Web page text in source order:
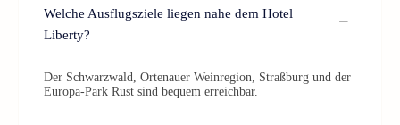
Welche Ausflugsziele liegen nahe dem Hotel
Liberty?
Der Schwarzwald, Ortenauer Weinregion, Straßburg und der
Europa-Park Rust sind bequem erreichbar.